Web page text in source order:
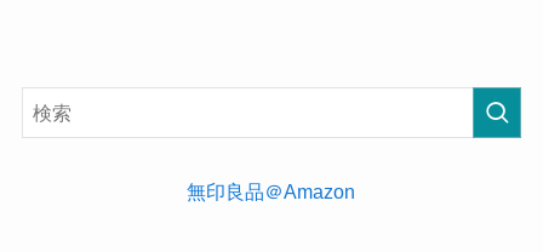
無印良品＠Amazon